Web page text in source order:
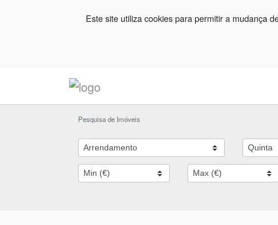
Este site utiliza cookies para permitir a mudança
Pesquisa de Imóveis